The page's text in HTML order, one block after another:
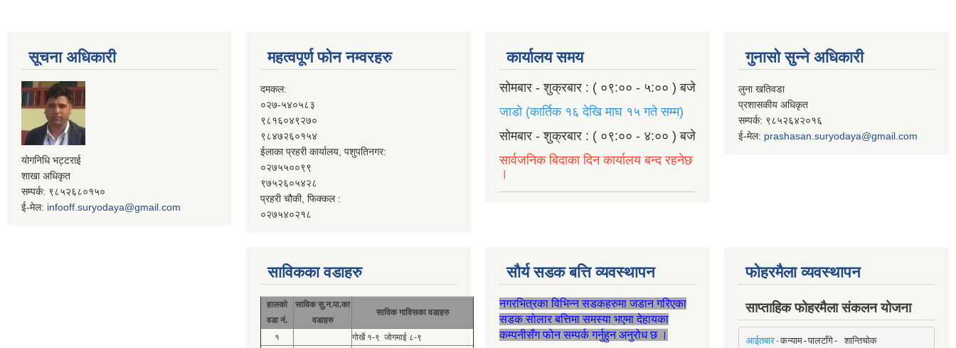
सूचना अधिकारी
योगनिधि भट्टराई
शाखा अधिकृत
सम्पर्क: ९८५२६८०१५०
ई-मेल: infooff.suryodaya@gmail.com
महत्वपूर्ण फोन नम्वरहरु
दमकल:
०२७-५४०५८३
९८१६०४९२७०
९८४७२६०१५४
ईलाका प्रहरी कार्यालय, पशुपतिनगर:
०२७५५००९९
९७५२६०५४२८
प्रहरी चौकी, फिक्कल :
०२७५४०२१८
कार्यालय समय
सोमबार - शुक्रबार : ( ०९:०० - ५:०० ) बजे
जाडो (कार्तिक १६ देखि माघ १५ गते सम्म)
सोमबार - शुक्रबार : ( ०९:०० - ४:०० ) बजे
सार्वजनिक बिदाका दिन कार्यालय बन्द रहनेछ
।
गुनासो सुन्ने अधिकारी
लुना खतिवडा
प्रशासकीय अधिकृत
सम्पर्क: ९८५२६४२०१६
ई-मेल: prashasan.suryodaya@gmail.com
साविकका वडाहरु
हालको
वडा नं.
साविक सु.न.पा.का
वडाहरु
साविक गाविसका वडाहरु
१
गोर्खे १-९ जोगमाई ८-९
सौर्य सडक बत्ति व्यवस्थापन
नगरभित्रका विभिन्न सडकहरुमा जडान गरिएका
सडक सोलार बत्तिमा समस्या भएमा देहायका
कम्पनीसँग फोन सम्पर्क गर्नुहुन अनुरोध छ ।
फोहरमैला व्यवस्थापन
साप्ताहिक फोहरमैला संकलन योजना
आईतबार-कन्याम-पालटाँगे- शान्तिचोक